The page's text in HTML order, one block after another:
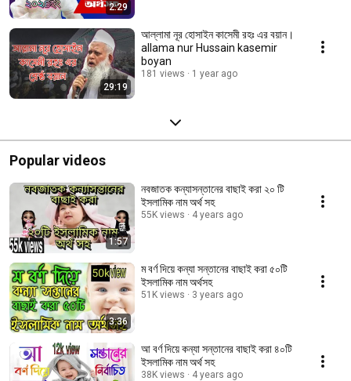
2:29
29:19
আল্লামা নূর হোসাইন কাসেমী রহঃ এর বয়ান।
allama nur Hussain kasemir
boyan
181 views 1 year ago
Popular videos
1:57
নবজাতক কন্যাসন্তানের বাছাই করা ২০ টি
ইসলামিক নাম অর্থ সহ
55K views 4 years ago
3:36
ম বর্ণ দিয়ে কন্যা সন্তানের বাছাই করা ৫০টি
ইসলামিক নাম অর্থসহ
51K views 3 years ago
আ বর্ণ দিয়ে কন্যা সন্তানের বাছাই করা ৪০টি
ইসলামিক নাম অর্থ সহ
38K views 4 years ago